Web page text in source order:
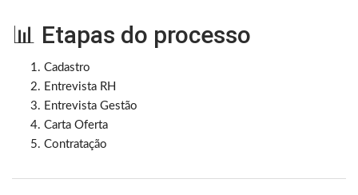
📊 Etapas do processo
Cadastro
Entrevista RH
Entrevista Gestão
Carta Oferta
Contratação